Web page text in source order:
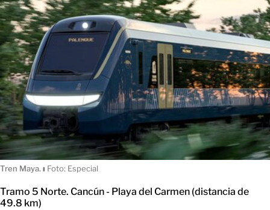
Tren Maya.ı Foto: Especial
Tramo 5 Norte. Cancún - Playa del Carmen (distancia de
49.8 km)